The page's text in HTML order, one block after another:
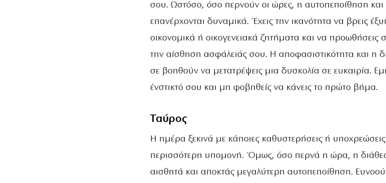
σου. Ωστόσο, όσο περνούν οι ώρες, η αυτοπεποίθηση και
επανέρχονται δυναμικά. Έχεις την ικανότητα να βρεις
οικονομικά ή οικογενειακά ζητήματα και να προωθήσεις
την αίσθηση ασφάλειάς σου. Η αποφασιστικότητα και η
σε βοηθούν να μετατρέψεις μια δυσκολία σε ευκαιρία.
ένστικτό σου και μη φοβηθείς να κάνεις το πρώτο βήμα.
Ταύρος
Η ημέρα ξεκινά με κάποιες καθυστερήσεις ή
περισσότερη υπομονή. Όμως, όσο περνά η ώρα, η
αισθητά και αποκτάς μεγαλύτερη αυτοπεποίθηση.